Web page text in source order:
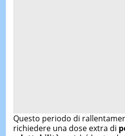
Questo periodo di
richiedere una dose extra di